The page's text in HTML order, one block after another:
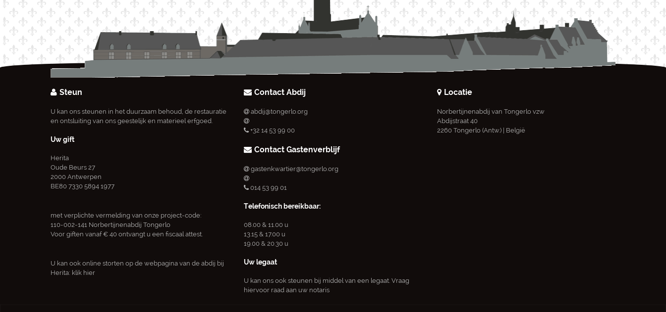
Steun
U kan ons steunen in het duurzaam behoud, de restauratie
en ontsluiting van ons geestelijk en materieel erfgoed.
Uw gift
Herita
Oude Beurs 27
2000 Antwerpen
BE80 7330 5894 1977
met verplichte vermelding van onze project-code:
110-002-141 Norbertijnenabdij Tongerlo
Voor giften vanaf € 40 ontvangt u een fiscaal attest.
U kan ook online storten op de webpagina van de abdij bij
Herita: klik hier
Contact Abdij
abdij@tongerlo.org
+32 14 53 99 00
Contact Gastenverblijf
gastenkwartier@tongerlo.org
014 53 99 01
Telefonisch bereikbaar:
08.00 & 11.00 u
13.15 & 17.00 u
19.00 & 20.30 u
Uw legaat
U kan ons ook steunen bij middel van een legaat. Vraag
hiervoor raad aan uw notaris
Locatie
Norbertijnenabdij van Tongerlo vzw
Abdijstraat 40
2260 Tongerlo (Antw.) | België